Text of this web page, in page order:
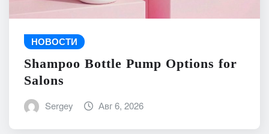
НОВОСТИ
Shampoo Bottle Pump Options for
Salons
Sergey Авг 6, 2026